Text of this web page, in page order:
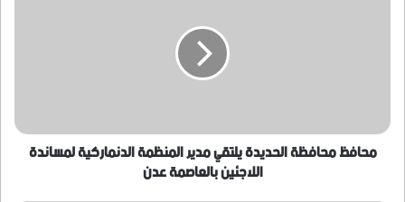
اللاجئين
بالعاصمة
عدن
محافظ محافظة الحديدة يلتقي مدير المنظمة الدنماركية لمساندة
اللاجئين بالعاصمة عدن